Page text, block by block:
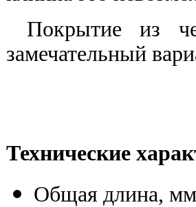
Покрытие из
замечательный
Технические
Общая длина,